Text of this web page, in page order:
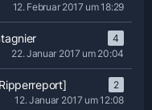
12. Februar 2017 um 18:29
4
22. Januar 2017 um 20:04
2
12. Januar 2017 um 12:08